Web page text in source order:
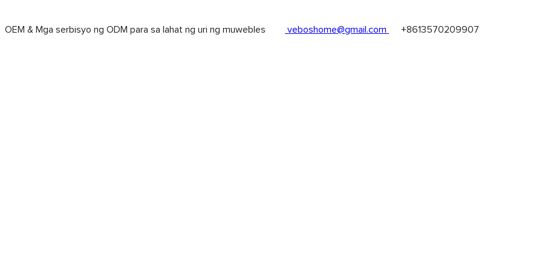
OEM & Mga serbisyo ng ODM para sa lahat ng uri ng muwebles veboshome@gmail.com +8613570209907